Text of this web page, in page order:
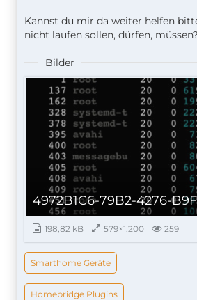
Kannst du mir da weiter helfen
nicht laufen sollen, dürfen, müssen?
Bilder
198,82 kB 579×1.200 259
Smarthome Geräte
Homebridge Plugins